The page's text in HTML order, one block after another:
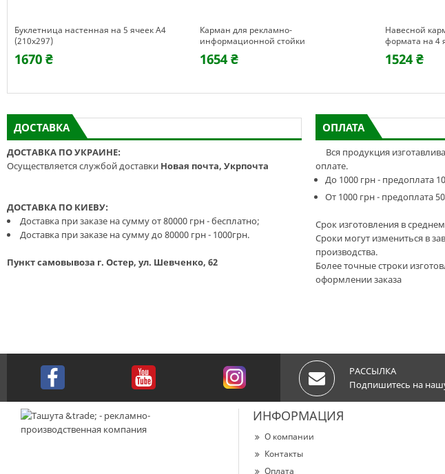
Буклетница настенная на 5 ячеек А4
(210х297)
1670 ₴
Карман для рекламно-
информационной стойки
двухсторонний (а4х3)
1654 ₴
Навесной
формата на 4
1524 ₴
ДОСТАВКА
ДОСТАВКА ПО УКРАИНЕ:
Осуществляется службой доставки Новая почта, Укрпочта
ДОСТАВКА ПО КИЕВУ:
Доставка при заказе на сумму от 80000 грн - бесплатно;
Доставка при заказе на сумму до 80000 грн - 1000грн.
Пункт самовывоза г. Остер, ул. Шевченко, 62
ОПЛАТА
Вся продукция
оплате.
До 1000 грн - предоплата
От 1000 грн - предоплата
Срок изготовления в
Сроки могут измениться в
производства.
Более точные строки
оформлении заказа
РАССЫЛКА
Подпишитесь на
ИНФОРМАЦИЯ
О компании
Контакты
Оплата